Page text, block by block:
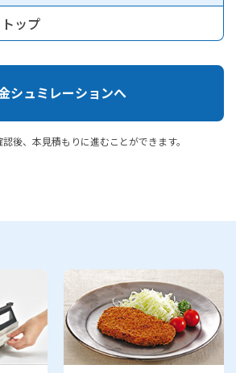
ップ
シュミレーションへ
後、本見積もりに進むことができます。